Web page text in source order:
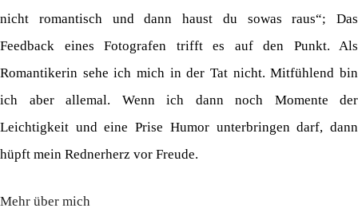
nicht romantisch und dann haust du sowas raus“; Das
Feedback eines Fotografen trifft es auf den Punkt. Als
Romantikerin sehe ich mich in der Tat nicht. Mitfühlend bin
ich aber allemal. Wenn ich dann noch Momente der
Leichtigkeit und eine Prise Humor unterbringen darf, dann
hüpft mein Rednerherz vor Freude.
Mehr über mich